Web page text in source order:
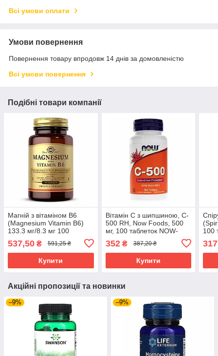
Всі умови оплати
Умови повернення
Повернення товару впродовж 14 днів за домовленістю
Всі умови повернення
Подібні товари компанії
Магній з вітаміном В6
(Magnesium Vitamin B6)
133.3 мг/8.3 мг 100
537,50 ₴ 591,25 ₴
Купити
Вітамін С з шипшиною, C-
500 RH, Now Foods, 500
мг, 100 таблеток NOW-
352₴ 387,20 ₴
Купити
100
Акційні пропозиції та новинки
–9% –9%